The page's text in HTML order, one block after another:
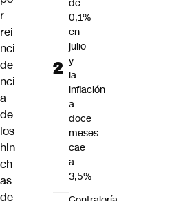
r
rei
nci
de
nci
a
de
los
hin
ch
as
de
de
0,1%
en
julio
y
la
inflación
a
doce
meses
cae
a
3,5%